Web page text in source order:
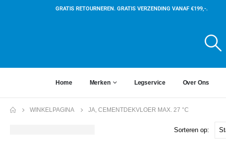
GRATIS RETOURNEREN. GRATIS VERZENDING VANAF €199,-.
Home Merken Legservice Over Ons
WINKELPAGINA JA, CEMENTDEKVLOER MAX. 27 °C
Sorteren op: